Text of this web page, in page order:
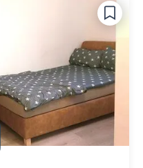
Slide 1 wechseln
Slide 2 wechseln
3 wechseln